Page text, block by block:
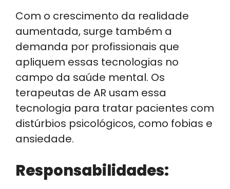
Com o crescimento da realidade
aumentada, surge também a
demanda por profissionais que
apliquem essas tecnologias no
campo da saúde mental. Os
terapeutas de AR usam essa
tecnologia para tratar pacientes com
distúrbios psicológicos, como fobias e
ansiedade.
Responsabilidades: